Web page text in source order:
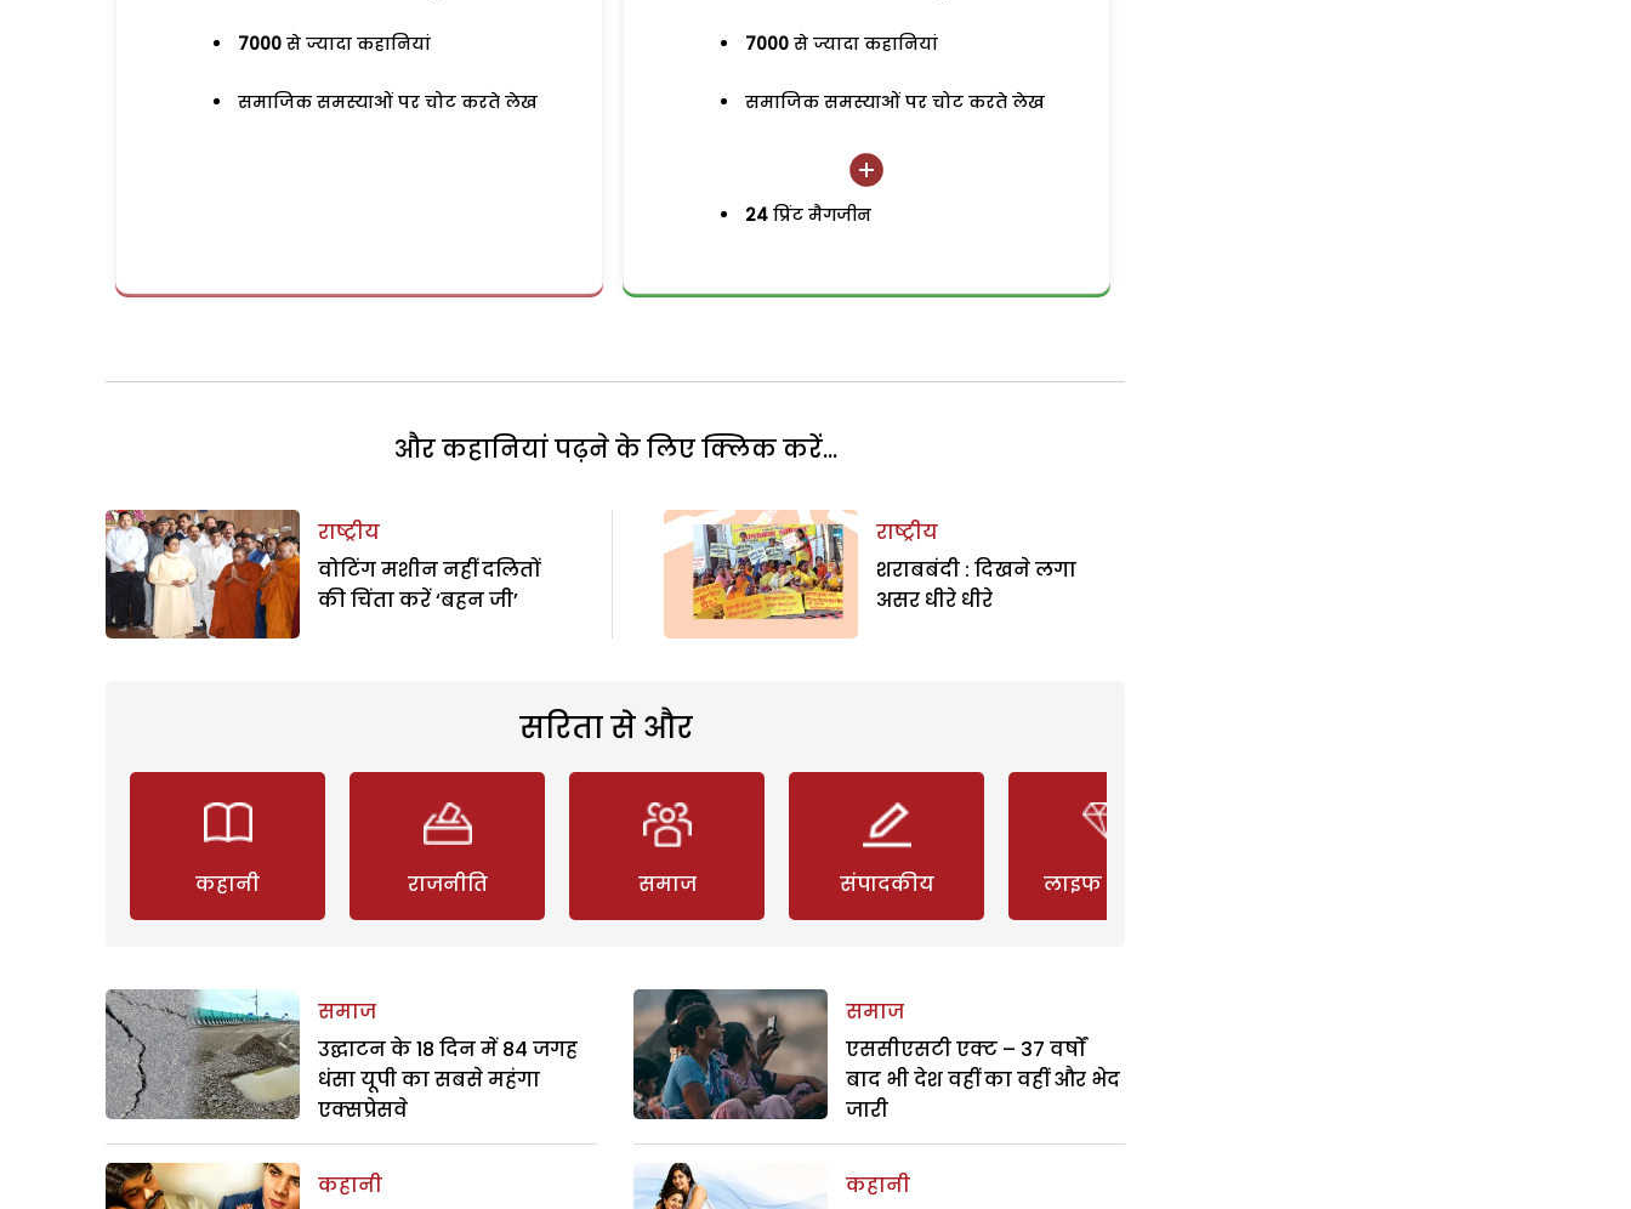
7000 से ज्यादा कहानियां
समाजिक समस्याओं पर चोट करते लेख
7000 से ज्यादा कहानियां
समाजिक समस्याओं पर चोट करते लेख
24 प्रिंट मैगजीन
और कहानियां पढ़ने के लिए क्लिक करें...
राष्ट्रीय
वोटिंग मशीन नहीं दलितों
की चिंता करें ‘बहन जी’
राष्ट्रीय
शराबबंदी : दिखने लगा
असर धीरे धीरे
सरिता से और
कहानी राजनीति समाज संपादकीय लाइफ स्टाइल
समाज
उद्घाटन के 18 दिन में 84 जगह
धंसा यूपी का सबसे महंगा
एक्सप्रेसवे
कहानी
समाज
एससीएसटी एक्ट – 37 वर्षों
बाद भी देश वहीं का वहीं और भेद
जारी
कहानी